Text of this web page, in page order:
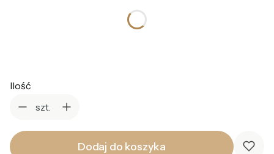
Ilość
szt.
Dodaj do koszyka